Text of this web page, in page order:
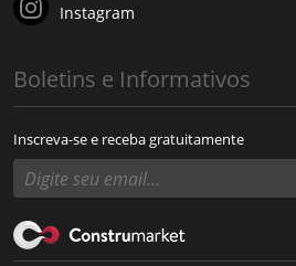
Instagram
Boletins e Informativos
Inscreva-se e receba gratuitamente